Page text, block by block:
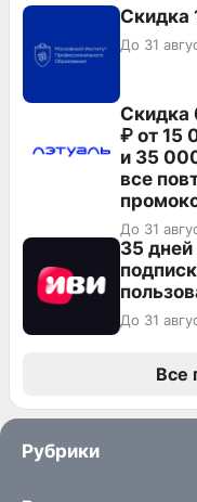
Скидка
До 31
Скидка
₽ от 15
и 35
все
До 31
35 дней
До 31
Все
Рубрики